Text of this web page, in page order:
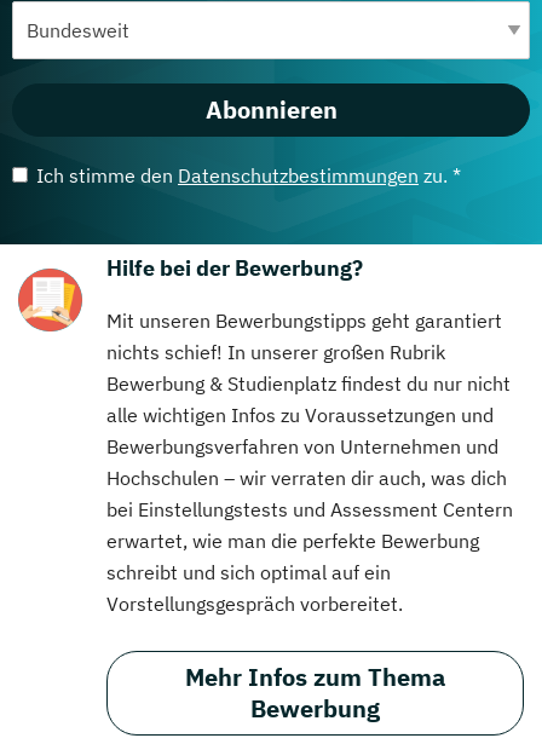
Abonnieren
Ich stimme den Datenschutzbestimmungen zu. *
Hilfe bei der Bewerbung?
Mit unseren Bewerbungstipps geht garantiert
nichts schief! In unserer großen Rubrik
Bewerbung & Studienplatz findest du nur nicht
alle wichtigen Infos zu Voraussetzungen und
Bewerbungsverfahren von Unternehmen und
Hochschulen – wir verraten dir auch, was dich
bei Einstellungstests und Assessment Centern
erwartet, wie man die perfekte Bewerbung
schreibt und sich optimal auf ein
Vorstellungsgespräch vorbereitet.
Mehr Infos zum Thema
Bewerbung